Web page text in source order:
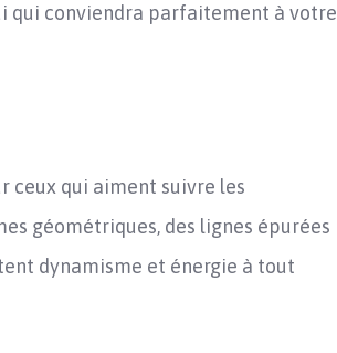
qui conviendra parfaitement à votre
ceux qui aiment suivre les
géométriques, des lignes épurées
dynamisme et énergie à tout